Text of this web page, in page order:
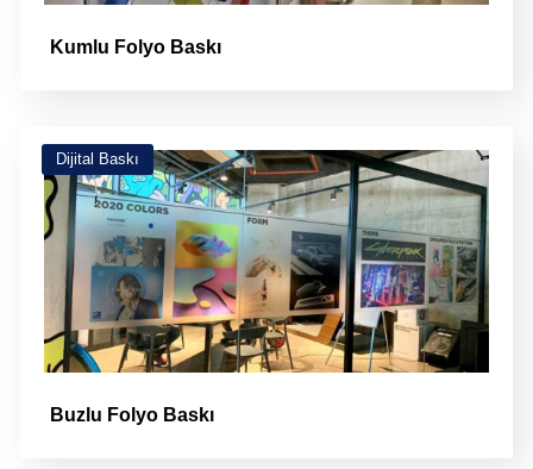
Kumlu Folyo Baskı
Dijital Baskı
Buzlu Folyo Baskı